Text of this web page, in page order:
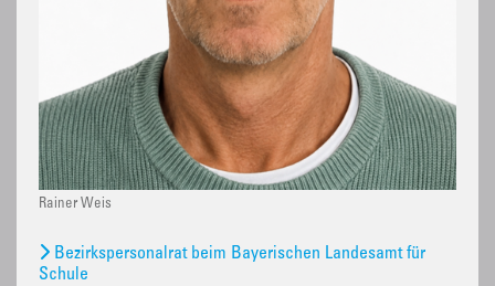
Rainer Weis
Bezirkspersonalrat beim Bayerischen Landesamt für
Schule